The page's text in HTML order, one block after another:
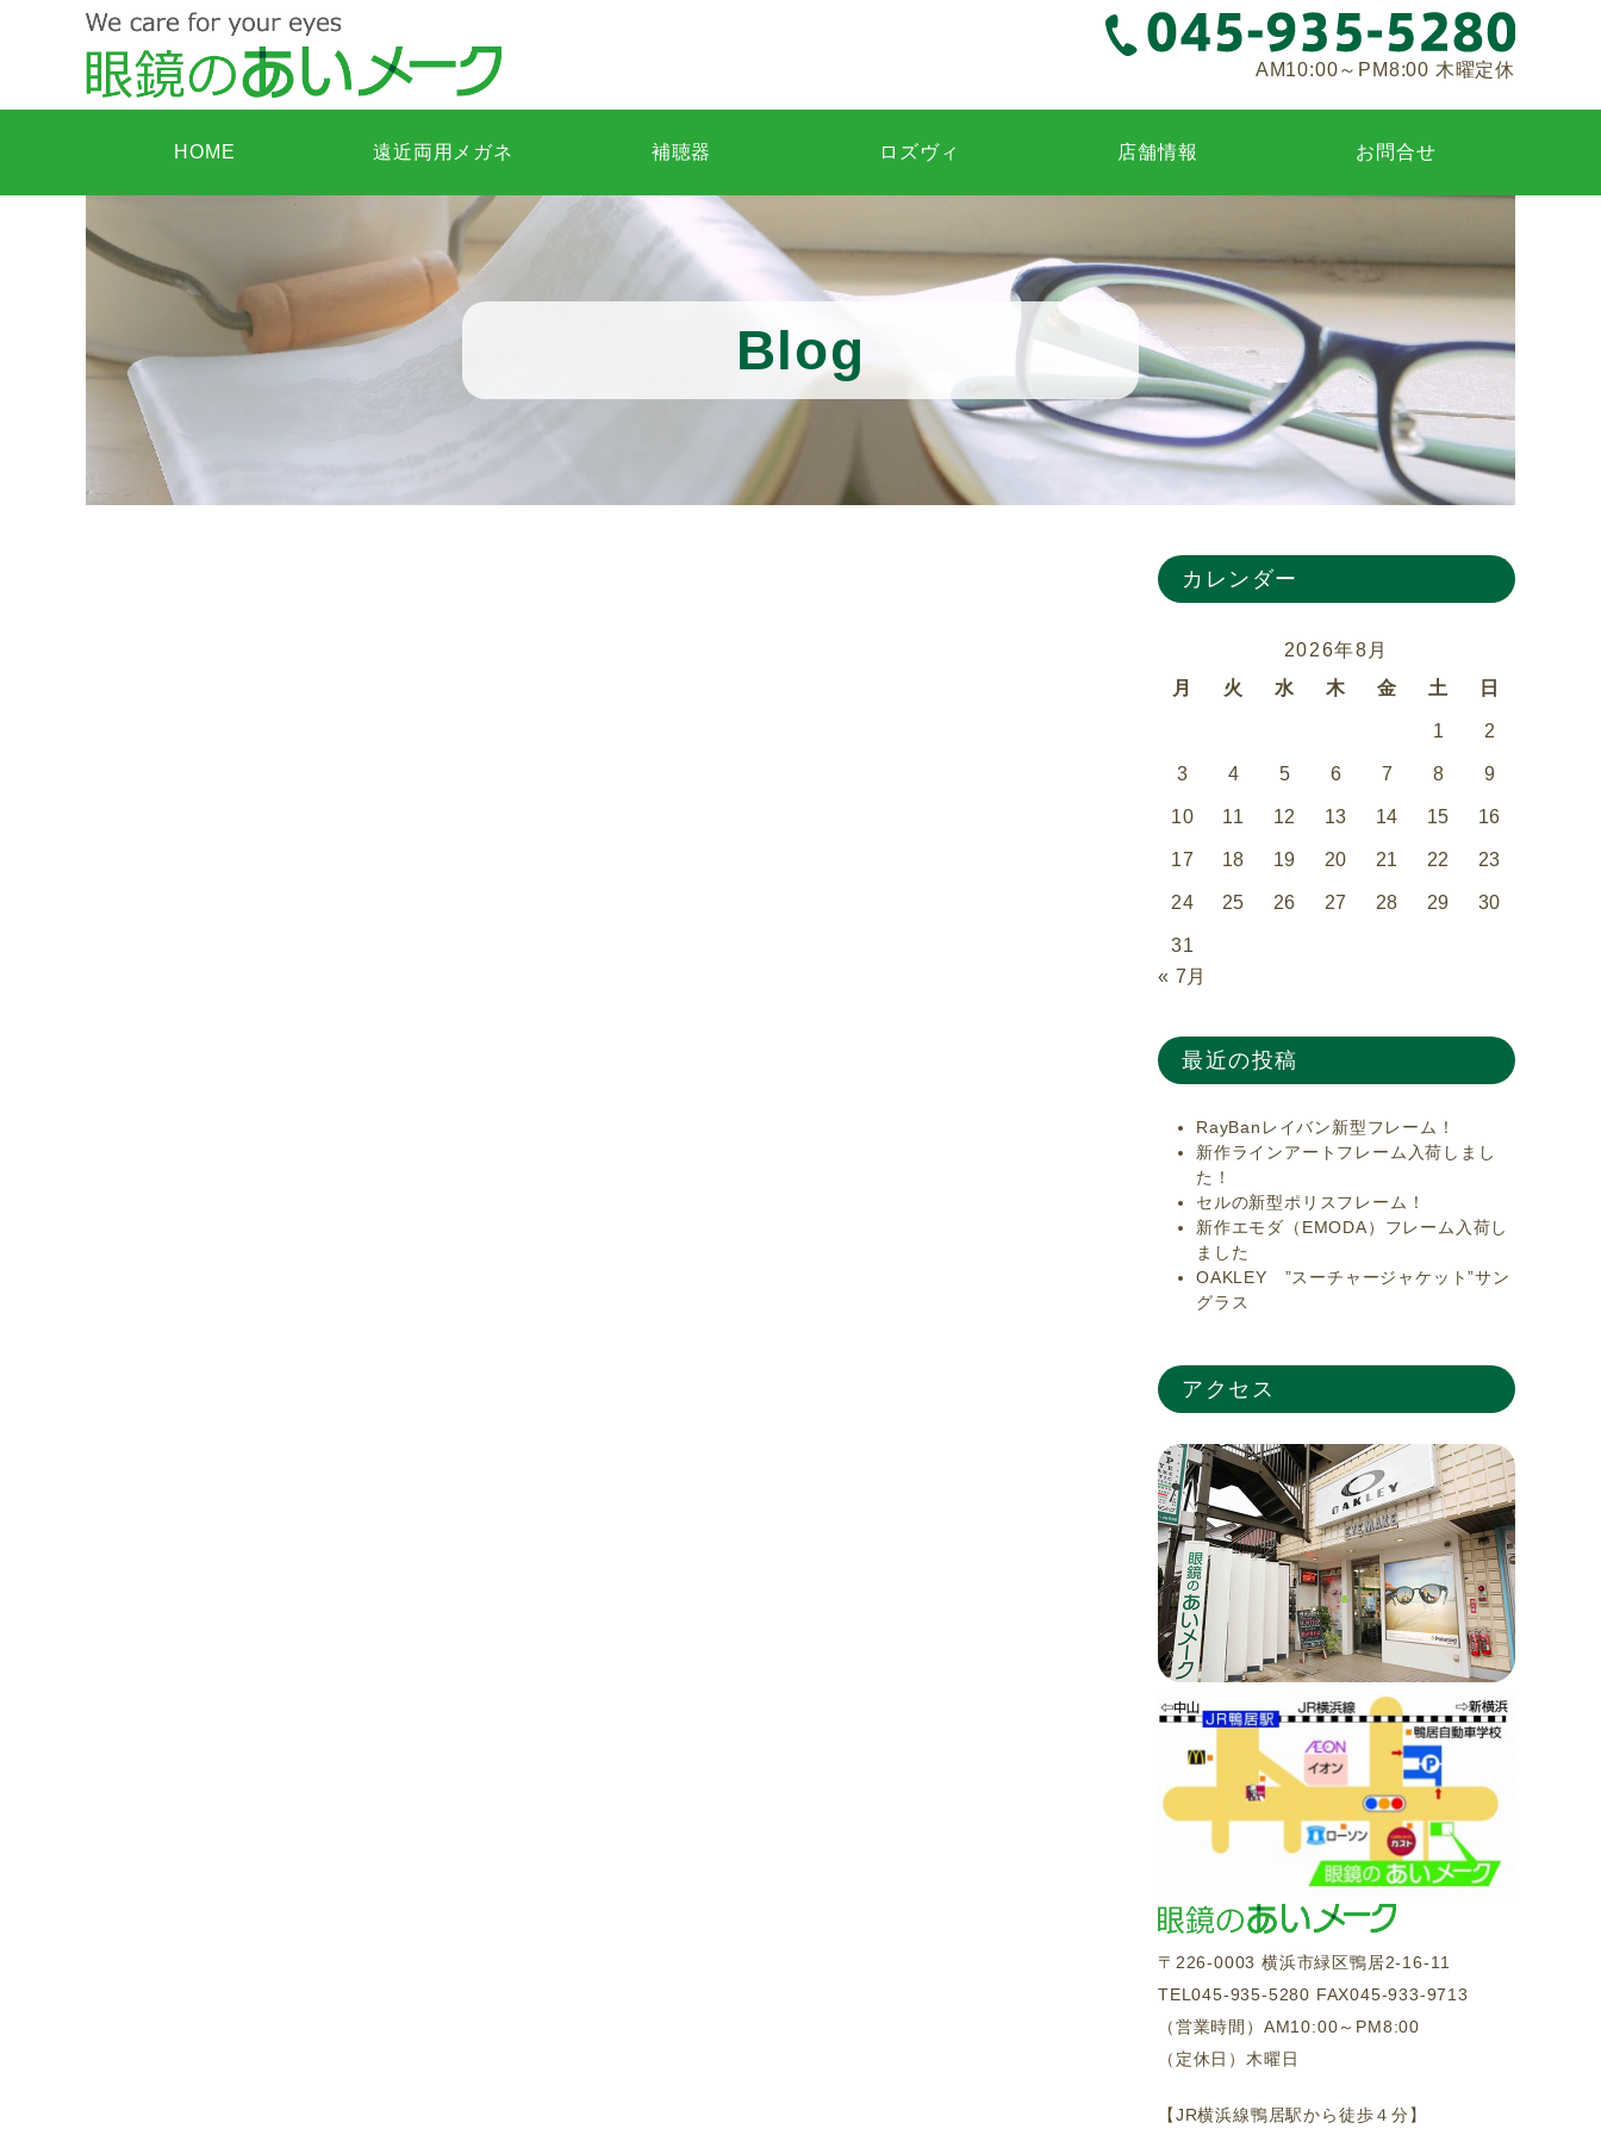
AM10:00～PM8:00 木曜定休
HOME 遠近両用メガネ 補聴器 ロズヴィ 店舗情報 お問合せ
Blog
カレンダー
2026年8月
月
火 水 木 金 土 日
1 2
3 4 5 6 7 8 9
10 11 12 13 14 15 16
17 18 19 20 21 22 23
24 25 26 27 28 29 30
31
« 7月
最近の投稿
RayBanレイバン新型フレーム！
新作ラインアートフレーム入荷しまし
た！
セルの新型ポリスフレーム！
新作エモダ（EMODA）フレーム入荷し
ました
OAKLEY ”スーチャージャケット”サン
グラス
アクセス
〒226-0003 横浜市緑区鴨居2-16-11
TEL045-935-5280 FAX045-933-9713
（営業時間）AM10:00～PM8:00
（定休日）木曜日
【JR横浜線鴨居駅から徒歩４分】